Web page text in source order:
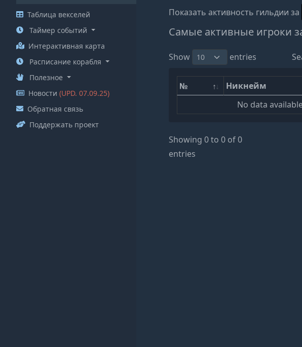
Таблица векселей
Таймер событий
Интерактивная карта
Расписание корабля
Полезное
Новости (UPD. 07.09.25)
Обратная связь
Поддержать проект
Показать активность гильдии за
Самые активные игроки
Show entries
№ Никнейм
No data
Showing 0 to 0 of 0
entries